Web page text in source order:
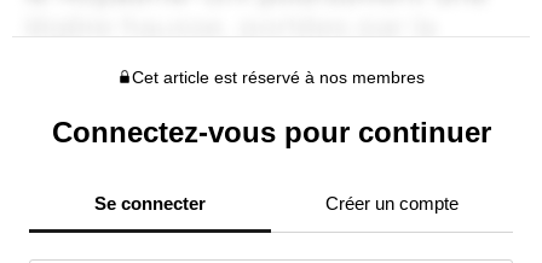
Cet article est réservé à nos membres
Connectez-vous pour continuer
Se connecter Créer un compte